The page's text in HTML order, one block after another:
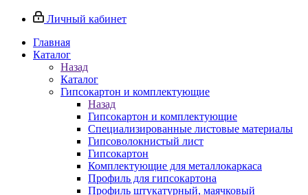
Личный кабинет
Главная
Каталог
Назад
Каталог
Гипсокартон и комплектующие
Назад
Гипсокартон и комплектующие
Специализированные листовые материалы
Гипсоволокнистый лист
Гипсокартон
Комплектующие для металлокаркаса
Профиль для гипсокартона
Профиль штукатурный, маячковый